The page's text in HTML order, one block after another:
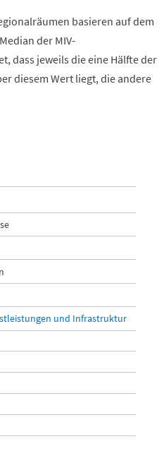
basieren auf dem
der MIV-
dass jeweils die eine Hälfte der
diesem Wert liegt, die andere
und Infrastruktur